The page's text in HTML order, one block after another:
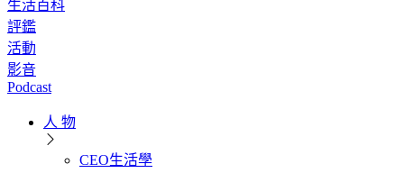
生活百科
評鑑
活動
影音
Podcast
人 物
CEO生活學